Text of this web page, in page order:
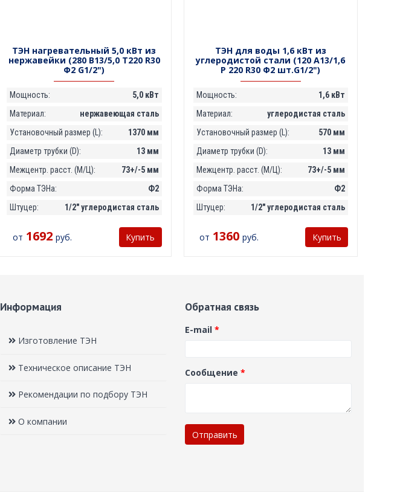
ТЭН нагревательный 5,0 кВт из
нержавейки (280 В13/5,0 Т220 R30
Ф2 G1/2")
Мощность:
5,0 кВт
Материал:
нержавеющая сталь
Установочный размер (L):
1370 мм
Диаметр трубки (D):
13 мм
Межцентр. расст. (М/Ц):
73+/-5 мм
Форма ТЭНа:
Ф2
Штуцер:
1/2" углеродистая сталь
от 1692 руб. Купить
ТЭН для воды 1,6 кВт из
углеродистой стали (120 А13/1,6
P 220 R30 Ф2 шт.G1/2")
Мощность:
1,6 кВт
Материал:
углеродистая сталь
Установочный размер (L):
570 мм
Диаметр трубки (D):
13 мм
Межцентр. расст. (М/Ц):
73+/-5 мм
Форма ТЭНа:
Ф2
Штуцер:
1/2" углеродистая сталь
от 1360 руб. Купить
Информация
Изготовление ТЭН
Техническое описание ТЭН
Рекомендации по подбору ТЭН
О компании
Обратная связь
E-mail *
Сообщение *